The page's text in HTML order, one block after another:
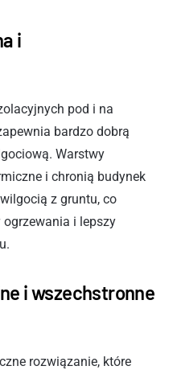
i
pod i na
bardzo dobrą
Warstwy
i chronią budynek
z gruntu, co
ogrzewania i lepszy
i wszechstronne
rozwiązanie, które